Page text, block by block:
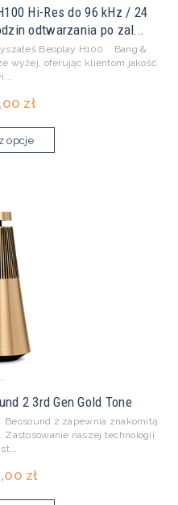
Hi-Res do 96 kHz / 24
odtwarzania po zal...
Beoplay H100 Bang &
wyżej, oferując klientom jakość
zł
opcje
2 3rd Gen Gold Tone
2 zapewnia znakomitą
naszej technologii
zł